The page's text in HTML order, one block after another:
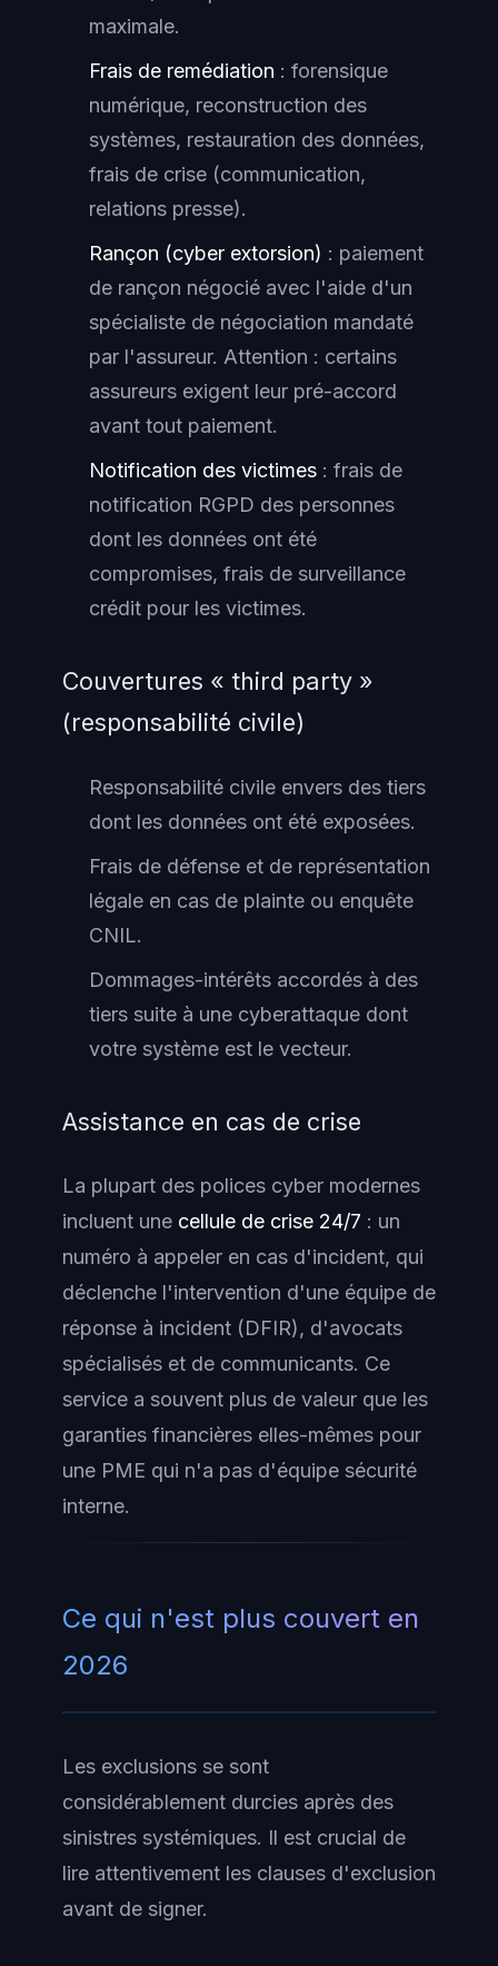
maximale.
Frais de remédiation : forensique
numérique, reconstruction des
systèmes, restauration des données,
frais de crise (communication,
relations presse).
Rançon (cyber extorsion) : paiement
de rançon négocié avec l'aide d'un
spécialiste de négociation mandaté
par l'assureur. Attention : certains
assureurs exigent leur pré-accord
avant tout paiement.
Notification des victimes : frais de
notification RGPD des personnes
dont les données ont été
compromises, frais de surveillance
crédit pour les victimes.
Couvertures « third party »
(responsabilité civile)
Responsabilité civile envers des tiers
dont les données ont été exposées.
Frais de défense et de représentation
légale en cas de plainte ou enquête
CNIL.
Dommages-intérêts accordés à des
tiers suite à une cyberattaque dont
votre système est le vecteur.
Assistance en cas de crise
La plupart des polices cyber modernes
incluent une cellule de crise 24/7 : un
numéro à appeler en cas d'incident, qui
déclenche l'intervention d'une équipe de
réponse à incident (DFIR), d'avocats
spécialisés et de communicants. Ce
service a souvent plus de valeur que les
garanties financières elles-mêmes pour
une PME qui n'a pas d'équipe sécurité
interne.
Ce qui n'est plus couvert en
2026
Les exclusions se sont
considérablement durcies après des
sinistres systémiques. Il est crucial de
lire attentivement les clauses d'exclusion
avant de signer.